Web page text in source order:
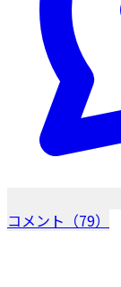
コメント（79）